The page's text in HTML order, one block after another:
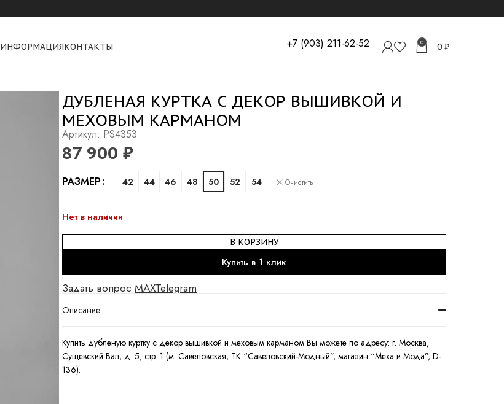
ИНФОРМАЦИЯКОНТАКТЫ +7 (903) 211-62-52 0 0 ₽
ДУБЛЕНАЯ КУРТКА C ДЕКОР ВЫШИВКОЙ И
МЕХОВЫМ КАРМАНОМ
Артикул: PS4353
87 900 ₽
РАЗМЕР 42 44 46 48 50 52 54 Очистить
Нет в наличии
В КОРЗИНУ
Купить в 1 клик
Задать вопрос:MAXTelegram
Описание
Купить дубленую куртку c декор вышивкой и меховым карманом Вы можете по адресу: г. Москва,
Сущевский Вал, д. 5, стр. 1 (м. Савеловская, ТК “Савеловский-Модный”, магазин “Меха и Мода”, D-
136).